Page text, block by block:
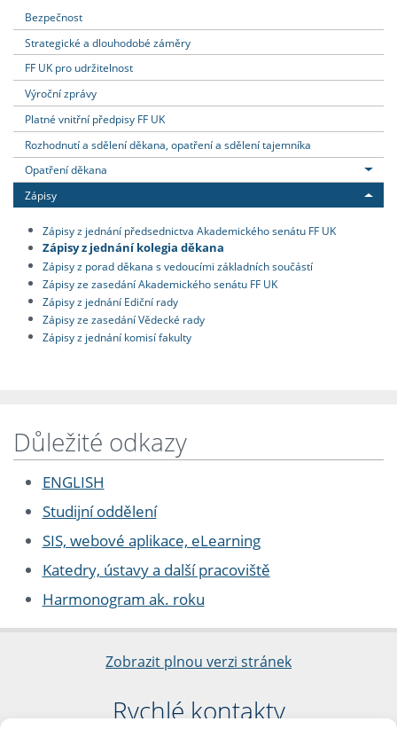
Bezpečnost
Strategické a dlouhodobé záměry
FF UK pro udržitelnost
Výroční zprávy
Platné vnitřní předpisy FF UK
Rozhodnutí a sdělení děkana, opatření a sdělení tajemníka
Opatření děkana
Zápisy
Zápisy z jednání předsednictva Akademického senátu FF UK
Zápisy z jednání kolegia děkana
Zápisy z porad děkana s vedoucími základních součástí
Zápisy ze zasedání Akademického senátu FF UK
Zápisy z jednání Ediční rady
Zápisy ze zasedání Vědecké rady
Zápisy z jednání komisí fakulty
Důležité odkazy
ENGLISH
Studijní oddělení
SIS, webové aplikace, eLearning
Katedry, ústavy a další pracoviště
Harmonogram ak. roku
Zobrazit plnou verzi stránek
Rychlé kontakty